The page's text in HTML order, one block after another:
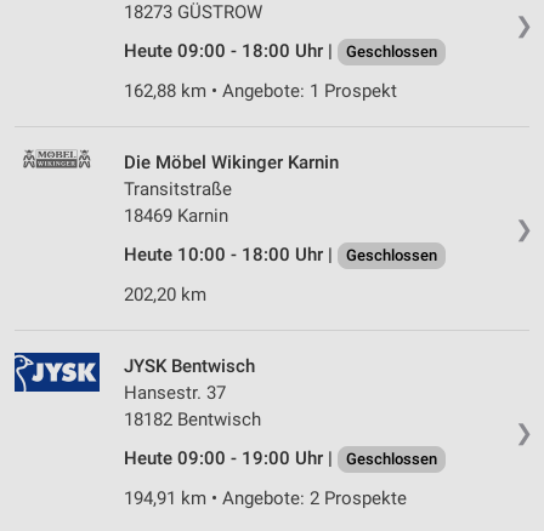
❯
18273 GÜSTROW
Heute 09:00 - 18:00 Uhr |
Geschlossen
162,88 km • Angebote: 1 Prospekt
❯
Die Möbel Wikinger Karnin
Transitstraße
18469 Karnin
Heute 10:00 - 18:00 Uhr |
Geschlossen
202,20 km
❯
JYSK Bentwisch
Hansestr. 37
18182 Bentwisch
Heute 09:00 - 19:00 Uhr |
Geschlossen
194,91 km • Angebote: 2 Prospekte